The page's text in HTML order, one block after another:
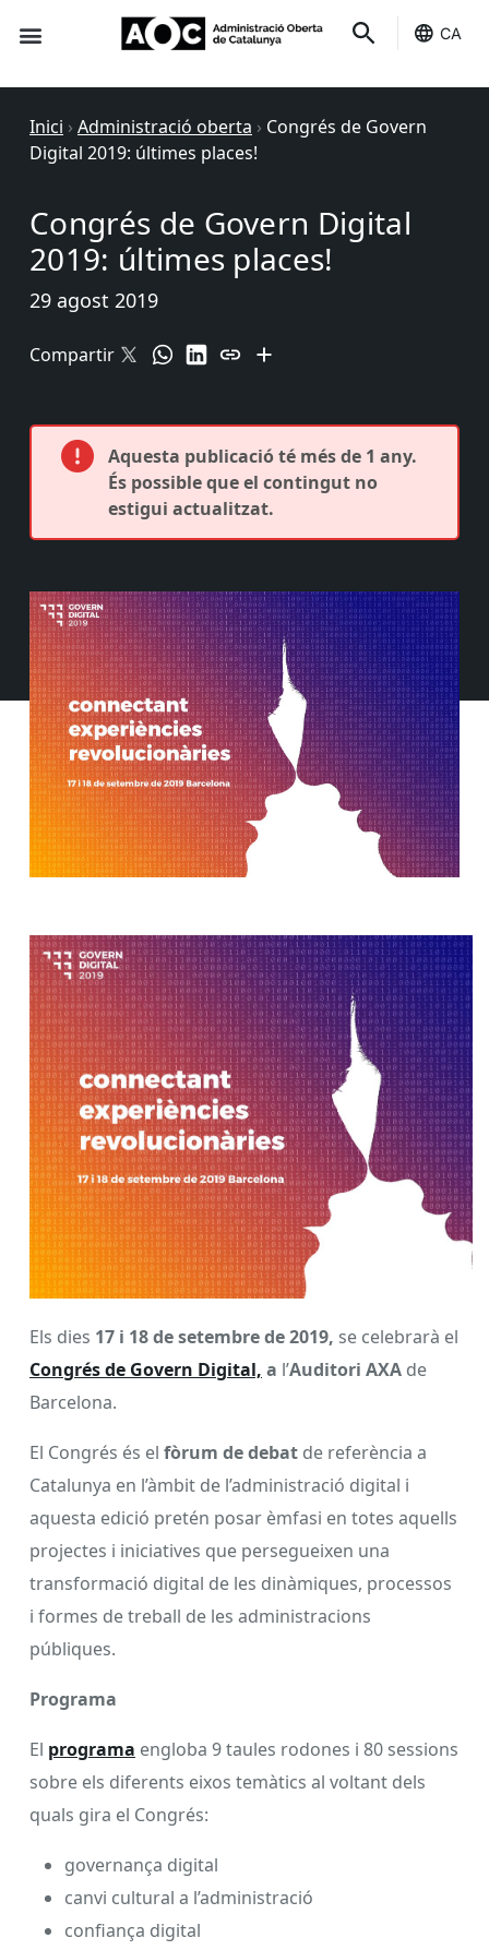
CA
Inici › Administració oberta › Congrés de Govern
Digital 2019: últimes places!
Congrés de Govern Digital
2019: últimes places!
29 agost 2019
Compartir
Aquesta publicació té més de 1 any.
És possible que el contingut no
estigui actualitzat.
Els dies 17 i 18 de setembre de 2019, se celebrarà el
Congrés de Govern Digital, a l’Auditori AXA de
Barcelona.
El Congrés és el fòrum de debat de referència a
Catalunya en l’àmbit de l’administració digital i
aquesta edició pretén posar èmfasi en totes aquells
projectes i iniciatives que persegueixen una
transformació digital de les dinàmiques, processos
i formes de treball de les administracions
públiques.
Programa
El programa engloba 9 taules rodones i 80 sessions
sobre els diferents eixos temàtics al voltant dels
quals gira el Congrés:
governança digital
canvi cultural a l’administració
confiança digital